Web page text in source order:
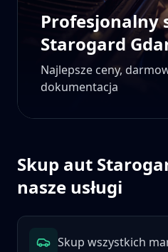
Profesjonalny
Starogard
Najlepsze ceny,
dokumentacja
Skup aut
nasze usługi
Skup wszystkich